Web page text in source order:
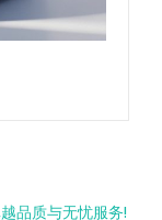
品质与无忧服务!